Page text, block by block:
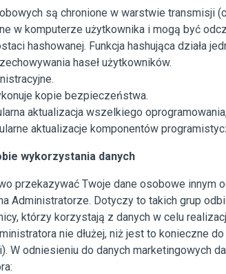
są chronione w warstwie transmisji
w komputerze użytkownika i mogą być
hashowanej. Funkcja hashująca działa
haseł użytkowników.
kopie bezpieczeństwa.
aktualizacja wszelkiego
aktualizacje komponentów
wykorzystania danych
przekazywać Twoje dane osobowe
Administratorze. Dotyczy to takich grup
którzy korzystają z danych w celu
nie dłużej, niż jest to konieczne
W odniesieniu do danych marketingowych